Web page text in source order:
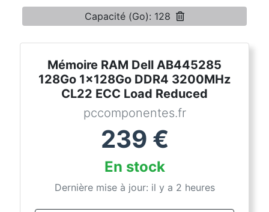
Capacité (Go): 128
Mémoire RAM Dell AB445285
128Go 1x128Go DDR4 3200MHz
CL22 ECC Load Reduced
pccomponentes.fr
239 €
En stock
Dernière mise à jour: il y a 2 heures